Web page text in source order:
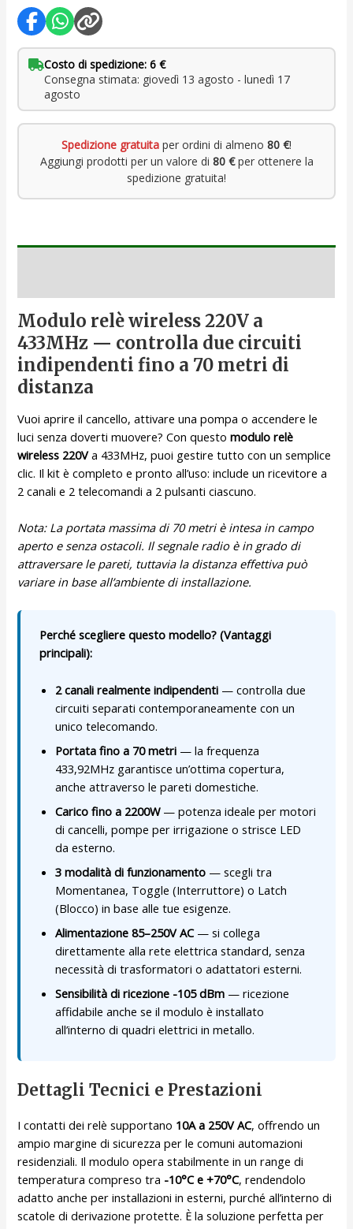
Costo di spedizione: 6 €
Consegna stimata: giovedì 13 agosto - lunedì 17
agosto
Spedizione gratuita per ordini di almeno 80 €!
Aggiungi prodotti per un valore di 80 €per ottenere la
spedizione gratuita!
Modulo relè wireless 220V a
433MHz — controlla due circuiti
indipendenti fino a 70 metri di
distanza
Vuoi aprire il cancello, attivare una pompa o accendere le
luci senza doverti muovere? Con questomodulo relè
wireless 220Va 433MHz, puoi gestire tutto con un semplice
clic. Il kit è completo e pronto all’uso: include un ricevitore a
2 canali e 2 telecomandi a 2 pulsanti ciascuno.
Nota: La portata massima di 70 metri è intesa in campo
aperto e senza ostacoli. Il segnale radio è in grado di
attraversare le pareti, tuttavia la distanza effettiva può
variare in base all’ambiente di installazione.
Perché scegliere questo modello? (Vantaggi
principali):
2 canali realmente indipendenti — controlla due
circuiti separati contemporaneamente con un
unico telecomando.
Portata fino a 70 metri — la frequenza
433,92MHz garantisce un’ottima copertura,
anche attraverso le pareti domestiche.
Carico fino a 2200W— potenza ideale per motori
di cancelli, pompe per irrigazione o strisce LED
da esterno.
3 modalità di funzionamento — scegli tra
Momentanea, Toggle (Interruttore) o Latch
(Blocco) in base alle tue esigenze.
Alimentazione 85–250V AC— si collega
direttamente alla rete elettrica standard, senza
necessità di trasformatori o adattatori esterni.
Sensibilità di ricezione -105 dBm — ricezione
affidabile anche se il modulo è installato
all’interno di quadri elettrici in metallo.
Dettagli Tecnici e Prestazioni
I contatti dei relè supportano 10A a 250V AC, offrendo un
ampio margine di sicurezza per le comuni automazioni
residenziali. Il modulo opera stabilmente in un range di
temperatura compreso tra -10°C e +70°C, rendendolo
adatto anche per installazioni in esterni, purché all’interno di
scatole di derivazione protette. È la soluzione perfetta per